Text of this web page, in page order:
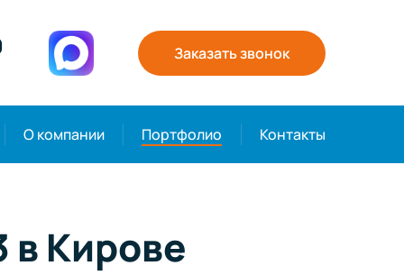
Заказать звонок
О компании Портфолио Контакты
Кирове